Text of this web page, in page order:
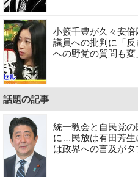
小籔千豊が久々安
議員への批判に「
への野党の質問も変
話題の記事
統一教会と自民党
に…民放は有田芳生
は政界への言及がタ